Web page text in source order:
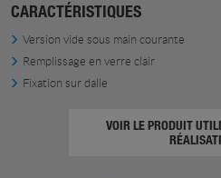
CARACTÉRISTIQUES
Version vide sous main courante
Remplissage en verre clair
Fixation sur dalle
VOIR LE PRODUIT